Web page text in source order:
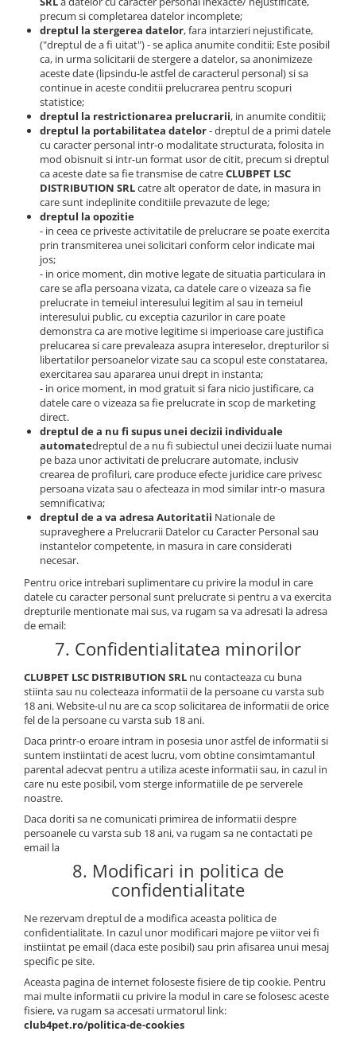
precum si completarea datelor incomplete;
dreptul la stergerea datelor, fara intarzieri nejustificate,
("dreptul de a fi uitat") - se aplica anumite conditii; Este posibil
ca, in urma solicitarii de stergere a datelor, sa anonimizeze
aceste date (lipsindu-le astfel de caracterul personal) si sa
continue in aceste conditii prelucrarea pentru scopuri
statistice;
dreptul la restrictionarea prelucrarii, in anumite conditii;
dreptul la portabilitatea datelor- dreptul de a primi datele
cu caracter personal intr-o modalitate structurata, folosita in
mod obisnuit si intr-un format usor de citit, precum si dreptul
ca aceste date sa fie transmise de catreCLUBPET LSC
DISTRIBUTION SRLcatre alt operator de date, in masura in
care sunt indeplinite conditiile prevazute de lege;
dreptul la opozitie
- in ceea ce priveste activitatile de prelucrare se poate exercita
prin transmiterea unei solicitari conform celor indicate mai
jos;
- in orice moment, din motive legate de situatia particulara in
care se afla persoana vizata, ca datele care o vizeaza sa fie
prelucrate in temeiul interesului legitim al sau in temeiul
interesului public, cu exceptia cazurilor in care poate
demonstra ca are motive legitime si imperioase care justifica
prelucarea si care prevaleaza asupra intereselor, drepturilor si
libertatilor persoanelor vizate sau ca scopul este constatarea,
exercitarea sau apararea unui drept in instanta;
- in orice moment, in mod gratuit si fara nicio justificare, ca
datele care o vizeaza sa fie prelucrate in scop de marketing
direct.
dreptul de a nu fi supus unei decizii individuale
automatedreptul de a nu fi subiectul unei decizii luate numai
pe baza unor activitati de prelucrare automate, inclusiv
crearea de profiluri, care produce efecte juridice care privesc
persoana vizata sau o afecteaza in mod similar intr-o masura
semnificativa;
dreptul de a va adresa Autoritatii Nationale de
supraveghere a Prelucrarii Datelor cu Caracter Personal sau
instantelor competente, in masura in care considerati
necesar.
Pentru orice intrebari suplimentare cu privire la modul in care
datele cu caracter personal sunt prelucrate si pentru a va exercita
drepturile mentionate mai sus, va rugam sa va adresati la adresa
de email:
7. Confidentialitatea minorilor
CLUBPET LSC DISTRIBUTION SRL nu contacteaza cu buna
stiinta sau nu colecteaza informatii de la persoane cu varsta sub
18 ani. Website-ul nu are ca scop solicitarea de informatii de orice
fel de la persoane cu varsta sub 18 ani.
Daca printr-o eroare intram in posesia unor astfel de informatii si
suntem instiintati de acest lucru, vom obtine consimtamantul
parental adecvat pentru a utiliza aceste informatii sau, in cazul in
care nu este posibil, vom sterge informatiile de pe serverele
noastre.
Daca doriti sa ne comunicati primirea de informatii despre
persoanele cu varsta sub 18 ani, va rugam sa ne contactati pe
email la
8. Modificari in politica de
confidentialitate
Ne rezervam dreptul de a modifica aceasta politica de
confidentialitate. In cazul unor modificari majore pe viitor vei fi
instiintat pe email (daca este posibil) sau prin afisarea unui mesaj
specific pe site.
Aceasta pagina de internet foloseste fisiere de tip cookie. Pentru
mai multe informatii cu privire la modul in care se folosesc aceste
fisiere, va rugam sa accesati urmatorul link:
club4pet.ro/politica-de-cookies